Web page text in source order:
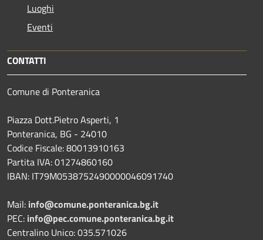
Luoghi
Eventi
CONTATTI
Comune di Ponteranica
Piazza Dott.Pietro Asperti, 1
Ponteranica, BG - 24010
Codice Fiscale: 80013910163
Partita IVA: 01274860160
IBAN: IT79M0538752490000046091740
Mail: info@comune.ponteranica.bg.it
PEC: info@pec.comune.ponteranica.bg.it
Centralino Unico: 035.571026